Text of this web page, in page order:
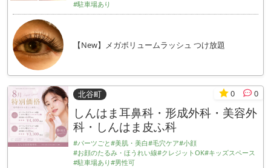
#駐車場あり
【New】メガボリュームラッシュ つけ放題
北谷町 0 0
しんはま耳鼻科・形成外科・美容外
科・しんはま皮ふ科
#パーツごと#美肌・美白#毛穴ケア#小顔
#お顔のたるみ・ほうれい線#クレジットOK#キッズスペース
#駐車場あり#男性可